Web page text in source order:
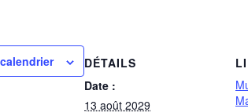
DÉTAILS
Date :
13 août 2029